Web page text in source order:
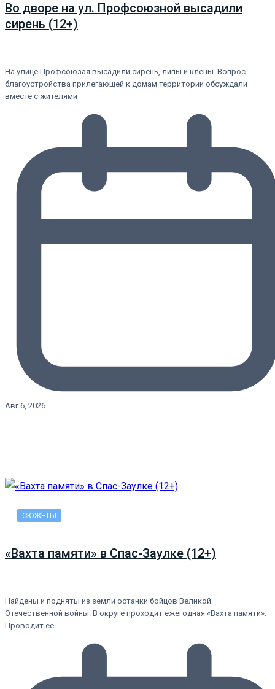
Во дворе на ул. Профсоюзной высадили
сирень (12+)
На улице Профсоюзая высадили сирень, липы и клены. Вопрос
благоустройства прилегающей к домам территории обсуждали
вместе с жителями
Авг 6, 2026
СЮЖЕТЫ
«Вахта памяти» в Спас-Заулке (12+)
Найдены и подняты из земли останки бойцов Великой
Отечественной войны. В округе проходит ежегодная «Вахта памяти».
Проводит её…